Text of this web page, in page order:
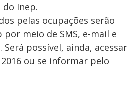
do Inep.
pelas ocupações serão
por meio de SMS, e-mail e
Será possível, ainda, acessar
ou se informar pelo